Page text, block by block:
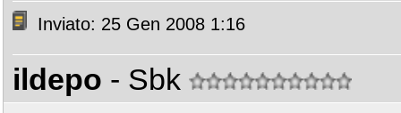
Inviato: 25 Gen 2008 1:16
ildepo - Sbk